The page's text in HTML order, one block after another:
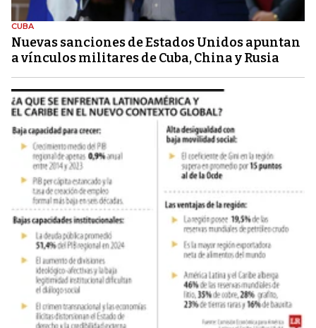
CUBA
Nuevas sanciones de Estados Unidos apuntan
a vínculos militares de Cuba, China y Rusia